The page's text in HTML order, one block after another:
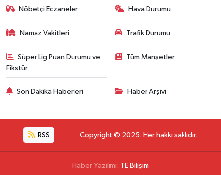
Nöbetçi Eczaneler Hava Durumu
Namaz Vakitleri Trafik Durumu
Süper Lig Puan Durumu ve
Fikstür
Tüm Manşetler
Son Dakika Haberleri Haber Arşivi
RSS Copyright © 2025. Her hakkı saklıdır.
Haber Yazılımı: TE Bilişim